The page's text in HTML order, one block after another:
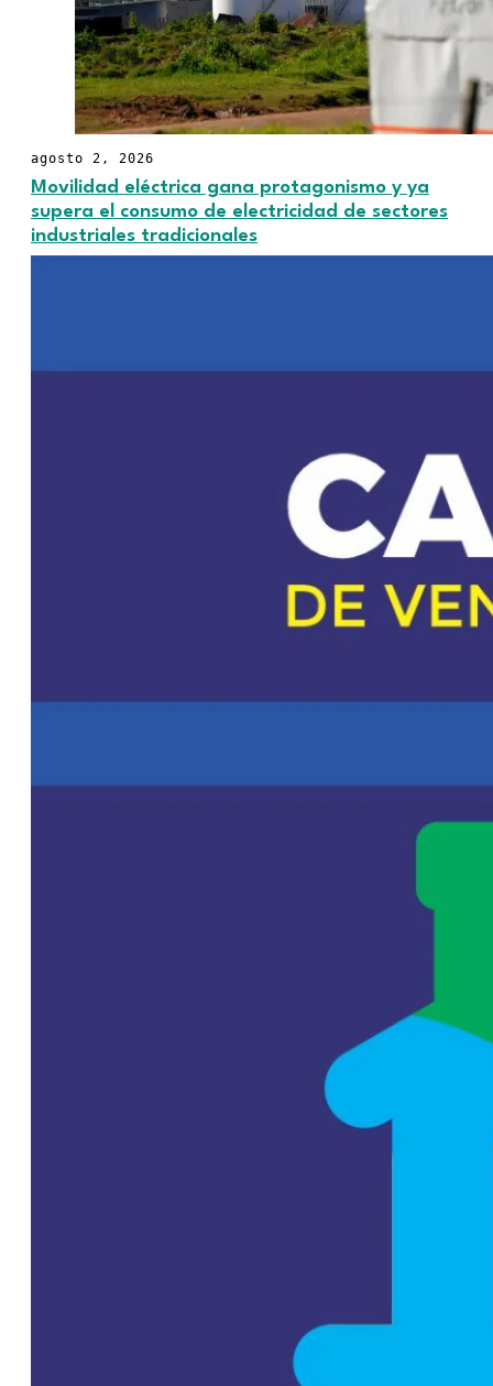
agosto 2, 2026
Movilidad eléctrica gana protagonismo y ya
supera el consumo de electricidad de sectores
industriales tradicionales